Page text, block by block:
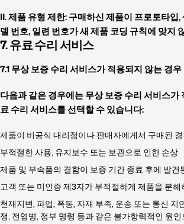
II. 제품 유형 제한: 구매하신 제품이 프로토타입
델 번호, 일련 번호가 새 제품 코딩 규칙에 맞지
7. 유료 수리 서비스
7.1 무상 보증 수리 서비스가 적용되지 않는 경우
다음과 같은 경우에는 무상 보증 수리 서비스가
료 수리 서비스를 선택할 수 있습니다:
제품이 비공식 대리점이나 판매자에게서 구매된
부적절한 사용, 유지보수 또는 보관으로 인한 손상
제품 및 부속품의 결함이 보증 기간 종료 후에 발견
고객 또는 미인증 제3자가 부적절하게 제품을 분
천재지변, 파업, 폭동, 자재 부족, 운송 또는 통신 지
쟁, 전염병, 정부 명령 등과 같은 불가항력적인 원